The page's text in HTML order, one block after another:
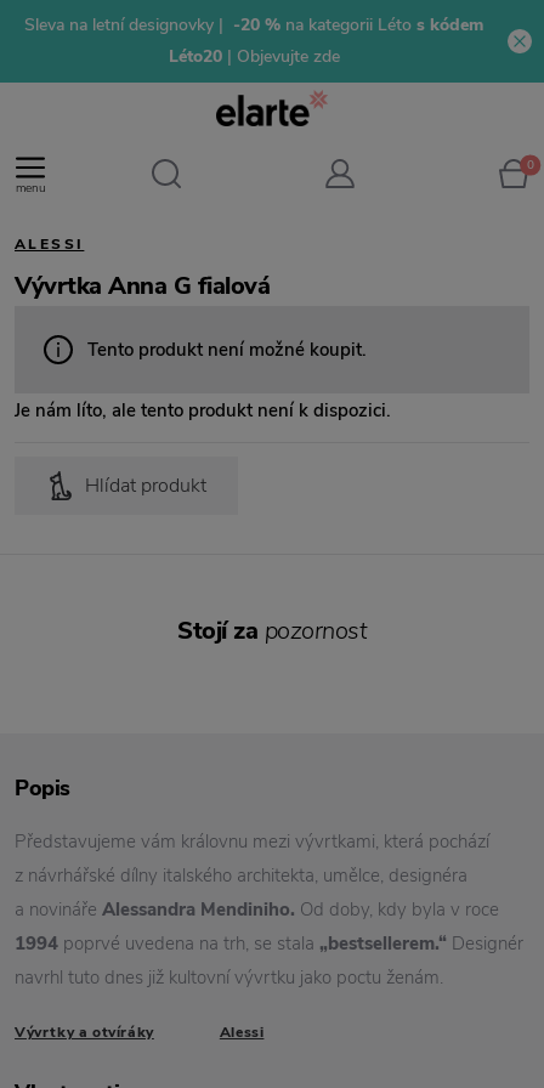
Sleva na letní designovky | -20 % na kategorii Léto s kódem
Léto20 | Objevujte zde
menu
0
ALESSI
Vývrtka Anna G fialová
Tento produkt není možné koupit.
Je nám líto, ale tento produkt není k dispozici.
Hlídat produkt
Popis
Představujeme vám královnu mezi vývrtkami, která pochází
z návrhářské dílny italského architekta, umělce, designéra
a novináře Alessandra Mendiniho. Od doby, kdy byla v roce
1994 poprvé uvedena na trh, se stala „bestsellerem.“ Designér
navrhl tuto dnes již kultovní vývrtku jako poctu ženám.
Vývrtky a otvíráky Alessi
Stojí za pozornost